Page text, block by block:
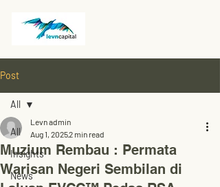
Post
All
Insights
News
All
Muzium Rembau : Permata
Warisan Negeri Sembilan di
Levn admin
Aug 1, 20252 min read